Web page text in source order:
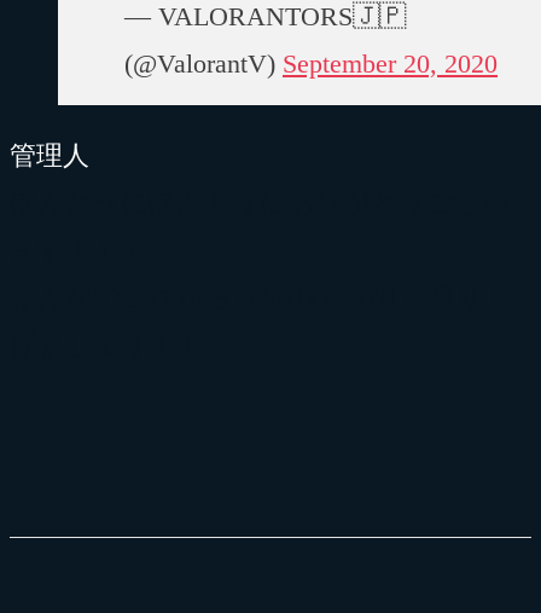
— VALORANTORS🇯🇵
(@ValorantV) September 20, 2020